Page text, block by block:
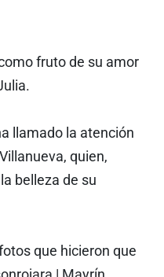
fruto de su amor
llamado la atención
quien,
belleza de su